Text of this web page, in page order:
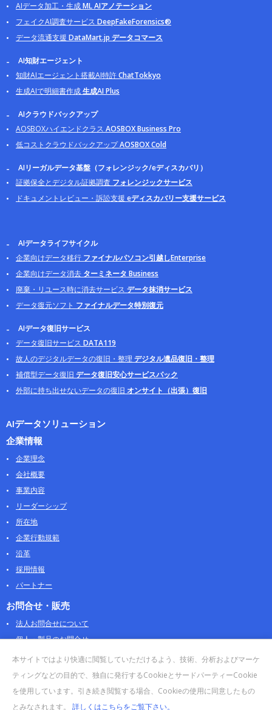
AIデータ加工・生成ML AIアノテーション
フェイクAI調査サービス DeepFakeForensics®
データ流通支援DataMart.jp データコマース
AI知財エージェント
知財AIエージェント搭載AI特許ChatTokkyo
生成AIで明細書作成生成AI Plus
AIクラウドバックアップ
AOSBOXハイエンドクラス AOSBOX Business Pro
低コストクラウドバックアップAOSBOX Cold
AIリーガルデータ基盤（フォレンジック/eディスカバリ）
証拠保全とデジタル証拠調査 フォレンジックサービス
ドキュメントレビュー・訴訟支援eディスカバリー支援サービス
AIデータライフサイクル
企業向けデータ移行 ファイナルパソコン引越しEnterprise
企業向けデータ消去 ターミネータ Business
廃棄・リユース時に消去サービス データ抹消サービス
データ復元ソフト ファイナルデータ特別復元
AIデータ復旧サービス
データ復旧サービス DATA119
故人のデジタルデータの復旧・整理デジタル遺品復旧・整理
補償型データ復旧 データ復旧安心サービスパック
外部に持ち出せないデータの復旧 オンサイト（出張）復旧
AIデータソリューション
企業情報
企業理念
会社概要
事業内容
リーダーシップ
所在地
企業行動規範
沿革
採用情報
パートナー
お問合せ・販売
法人お問合せについて
個人・製品のお問合せ
AOSストア
クラウドデータカンパニー 法人向けガイド
販売終了・サポート終了製品
本サイトではより快適に閲覧していただけるよう、技術、分析およびマーケ
ティングなどの目的で、独自に発行するCookieとサードパーティーCookie
を使用しています。引き続き閲覧する場合、Cookieの使用に同意したもの
とみなされます。 詳しくはこちらをご覧下さい。